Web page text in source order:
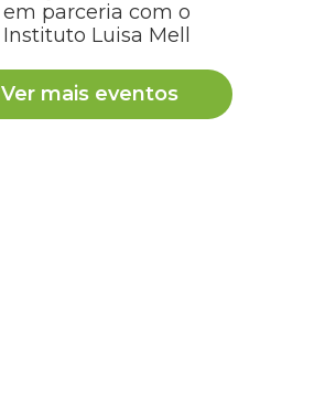
em parceria com o
Instituto Luisa Mell
Ver mais eventos